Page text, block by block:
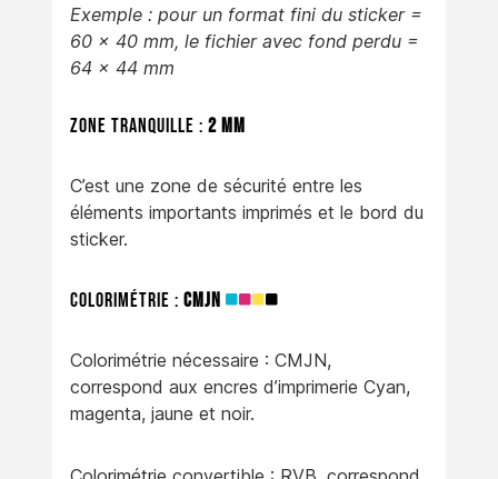
Exemple : pour un format fini du sticker =
60 x 40 mm, le fichier avec fond perdu =
64 x 44 mm
Zone tranquille :2 mm
C’est une zone de sécurité entre les
éléments importants imprimés et le bord du
sticker.
Colorimétrie :CMJN
Colorimétrie nécessaire : CMJN,
correspond aux encres d’imprimerie Cyan,
magenta, jaune et noir.